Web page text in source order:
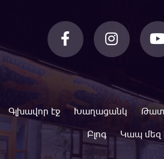
Գլխավոր էջ Խաղացանկ
Բլոգ
Կապ մեզ